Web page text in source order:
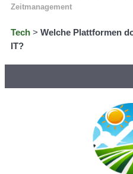
Zeitmanagement
Tech > Welche Plattformen
IT?